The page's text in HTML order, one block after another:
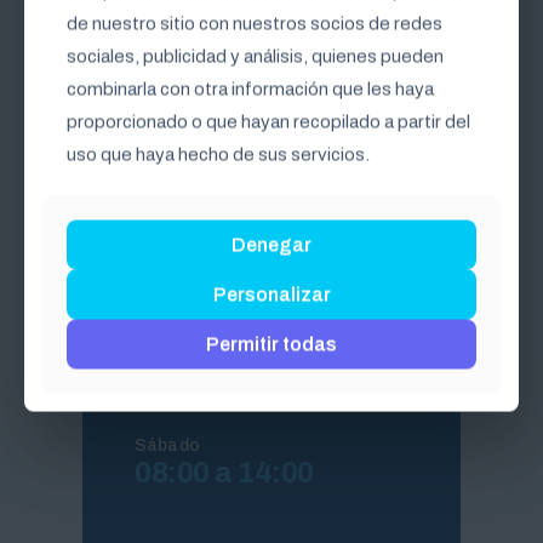
Folleto del
programa
Descargar PDF
Horarios de clase
Sábado
de nuestro sitio con nuestros socios de redes
sociales, publicidad y análisis, quienes pueden
combinarla con otra información que les haya
proporcionado o que hayan recopilado a partir del
uso que haya hecho de sus servicios.
Denegar
Personalizar
Permitir todas
de nuestro sitio con nuestros socios de redes
sociales, publicidad y análisis, quienes pueden
combinarla con otra información que les haya
proporcionado o que hayan recopilado a partir del
uso que haya hecho de sus servicios.
Denegar
Personalizar
Permitir todas